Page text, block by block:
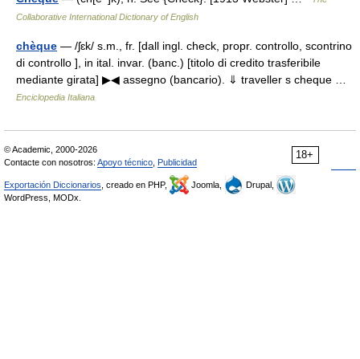
Collaborative International Dictionary of English
chèque — /ʃɛk/ s.m., fr. [dall ingl. check, propr. controllo, scontrino
di controllo ], in ital. invar. (banc.) [titolo di credito trasferibile
mediante girata] ▶◀ assegno (bancario). ⇓ traveller s cheque …
Enciclopedia Italiana
18+
© Academic, 2000-2026
Contacte con nosotros: Apoyo técnico Publicidad
Exportación Diccionarios , creado en PHP, Joomla,
Drupal,
WordPress, MODx.